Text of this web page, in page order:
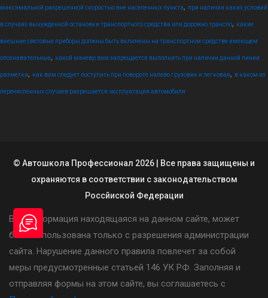
максимальной разрешенной скоростью вне населенных пункта, при наличии каких условий
в случаях вынужденной остановки транспортного средства или дорожно транспо, какие
внешние световые приборы должны быть включены на транспортном средстве имеющем
опознавательные, какой маневр вам запрещается выполнить при наличии данной линии
разметки, как вам следует поступить при повороте налево грузовик и легковая, в каком из
перечисленных случаев разрешается эксплуатация автомобиля
© Автошкола Профессионал 2026 | Все права защищены и
охраняются в соответствии с законодательством
Россйиской Федерации
Вся информация находящаяся на данном сайте, может
быть использована только с разрешения администрации
сайта. Нарушение данного правила повлечет за собой
меры предусмотренные статьей 146 УК РФ. Заполняя и
отправляя формы на этом сайте, вы соглашаетесь с